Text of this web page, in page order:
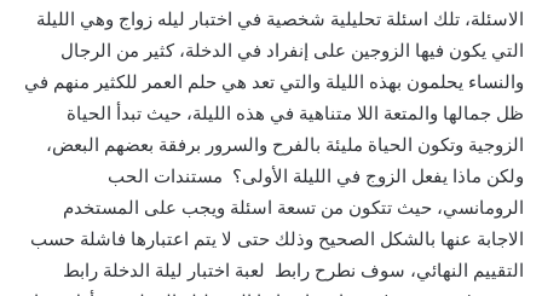
الاسئلة، تلك اسئلة تحليلية شخصية في اختبار ليله زواج وهي الليلة
التي يكون فيها الزوجين على إنفراد في الدخلة، كثير من الرجال
والنساء يحلمون بهذه الليلة والتي تعد هي حلم العمر للكثير منهم في
ظل جمالها والمتعة اللا متناهية في هذه الليلة، حيث تبدأ الحياة
الزوجية وتكون الحياة مليئة بالفرح والسرور برفقة بعضهم البعض،
ولكن ماذا يفعل الزوج في الليلة الأولى؟ مستندات الحب
الرومانسي، حيث تتكون من تسعة اسئلة ويجب على المستخدم
الاجابة عنها بالشكل الصحيح وذلك حتى لا يتم اعتبارها فاشلة حسب
التقييم النهائي، سوف نطرح رابط لعبة اختبار ليلة الدخلة رابط